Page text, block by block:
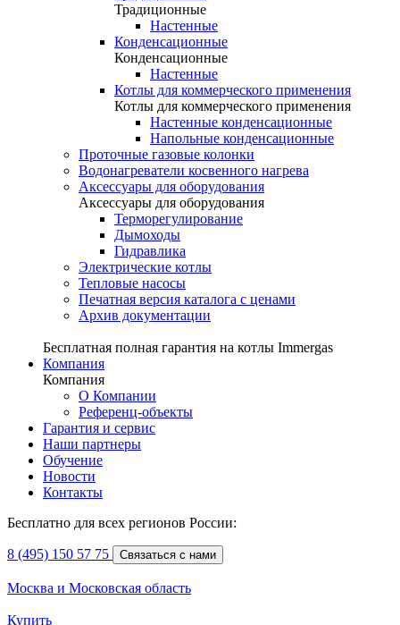
Традиционные
Настенные
Конденсационные
Конденсационные
Настенные
Котлы для коммерческого применения
Котлы для коммерческого применения
Настенные конденсационные
Напольные конденсационные
Проточные газовые колонки
Водонагреватели косвенного нагрева
Аксессуары для оборудования
Аксессуары для оборудования
Терморегулирование
Дымоходы
Гидравлика
Электрические котлы
Тепловые насосы
Печатная версия каталога с ценами
Архив документации
Бесплатная полная гарантия на котлы Immergas
Компания
Компания
О Компании
Референц-объекты
Гарантия и сервис
Наши партнеры
Обучение
Новости
Контакты
Бесплатно для всех регионов России:
8 (495) 150 57 75 Связаться с нами
Москва и Московская область
Купить